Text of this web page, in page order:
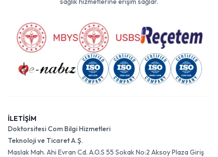
İLETİŞİM
Doktorsitesi Com Bilgi Hizmetleri
Teknoloji ve Ticaret A.Ş.
Maslak Mah. Ahi Evran Cd. A.O.S 55 Sokak No:2 Aksoy Plaza Giriş